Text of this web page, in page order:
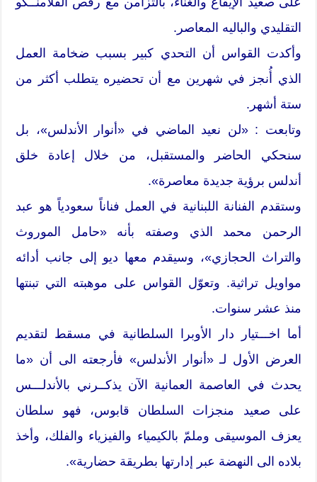
التقليدي والباليه المعاصر.
وأكدت القواس أن التحدي كبير بسبب ضخامة العمل
الذي أُنجز في شهرين مع أن تحضيره يتطلب أكثر من
ستة أشهر.
وتابعت : «لن نعيد الماضي في «أنوار الأندلس»، بل
سنحكي الحاضر والمستقبل، من خلال إعادة خلق
أندلس برؤية جديدة معاصرة».
وستقدم الفنانة اللبنانية في العمل فناناً سعودياً هو عبد
الرحمن محمد الذي وصفته بأنه «حامل الموروث
والتراث الحجازي»، وسيقدم معها ديو إلى جانب أدائه
مواويل تراثية. وتعوّل القواس على موهبته التي تبنتها
منذ عشر سنوات.
أما اخـــتيار دار الأوبرا السلطانية في مسقط لتقديم
العرض الأول لـ «أنوار الأندلس» فأرجعته الى أن «ما
يحدث في العاصمة العمانية الآن يذكــرني بالأندلـــس
على صعيد منجزات السلطان قابوس، فهو سلطان
يعزف الموسيقى وملمّ بالكيمياء والفيزياء والفلك، وأخذ
بلاده الى النهضة عبر إدارتها بطريقة حضارية».